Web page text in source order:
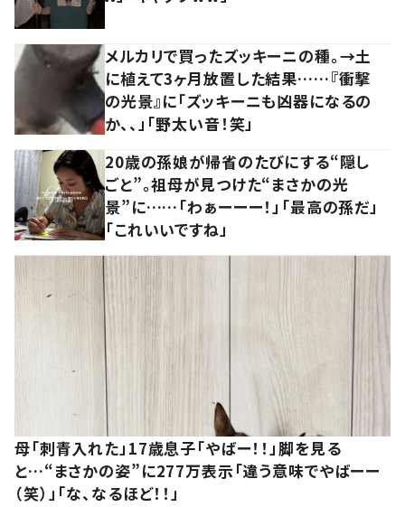
メルカリで買ったズッキーニの種。→土
に植えて3ヶ月放置した結果……『衝撃
の光景』に「ズッキーニも凶器になるの
か、、」「野太い音！笑」
20歳の孫娘が帰省のたびにする“隠し
ごと”。祖母が見つけた“まさかの光
景”に……「わぁーーー！」「最高の孫だ」
「これいいですね」
母「刺青入れた」17歳息子「やばー！！」脚を見る
と…“まさかの姿”に277万表示「違う意味でやばーー
（笑）」「な、なるほど！！」